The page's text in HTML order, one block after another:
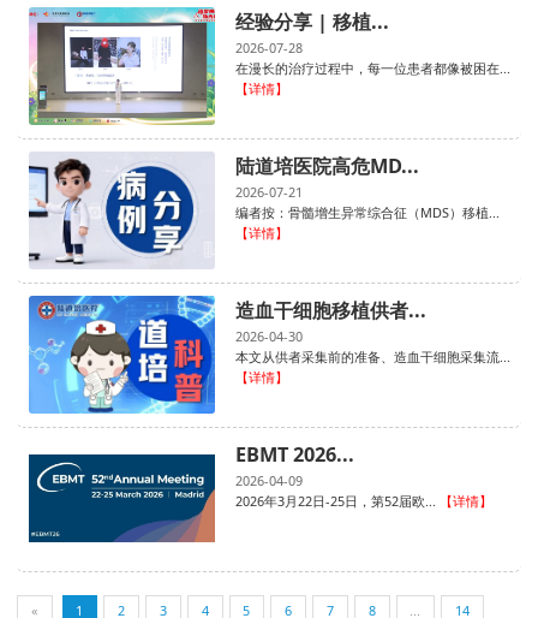
经验分享 | 移植...
2026-07-28
在漫长的治疗过程中，每一位患者都像被困在...
【详情】
陆道培医院高危MD...
2026-07-21
编者按：骨髓增生异常综合征（MDS）移植...
【详情】
造血干细胞移植供者...
2026-04-30
本文从供者采集前的准备、造血干细胞采集流...
【详情】
EBMT 2026...
2026-04-09
2026年3月22日-25日，第52届欧...
【详情】
« 1 2 3 4 5 6 7 8 ... 14